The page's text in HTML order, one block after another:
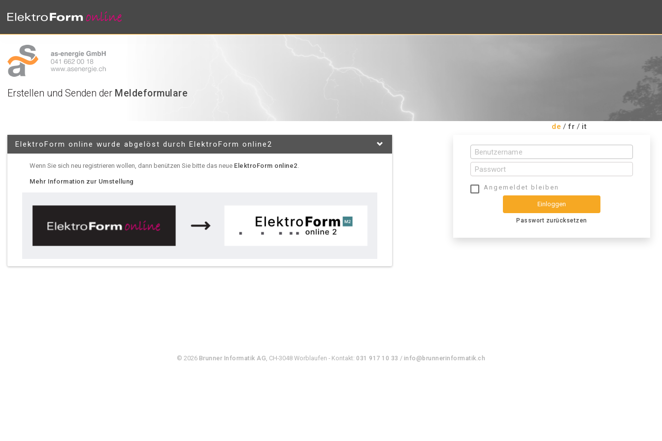
Erstellen und Senden der Meldeformulare
de / fr / it
Angemeldet bleiben
Einloggen
Passwort zurücksetzen
ElektroForm online wurde abgelöst durch ElektroForm online2
Wenn Sie sich neu registrieren wollen, dann benützen Sie bitte das neue ElektroForm online2
Mehr Information zur Umstellung
© 2026 Brunner Informatik AG, CH-3048 Worblaufen - Kontakt:031 917 10 33 / info@brunnerinformatik.ch